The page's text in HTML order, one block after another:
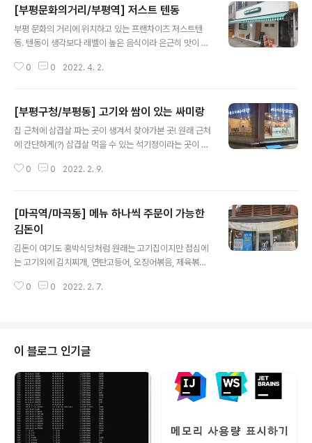
[부평문화의거리/부평역] 저스트 텐동
부평 문화의 거리에 위치하고 있는 프랜차이즈 저스트텐
동. 텐동이 생각보다 레벨이 높은 음식이라 은근히 맛이 떨
있게 먹었다. (맛이 좀 떨어지는 집이 생각보다 많았다.) 한
일본 갓절임?이 들어가는데 이게 또 일본에서 좋아했던 맛
이라 너무 좋았었다.
0 0 2022. 4. 2.
[부평구청/부평동] 고기와 쌈이 있는 싸미랑
집 근처에 삼겹살 파는 곳이 생겨서 찾아가본 곳! 원래 근처
에 간단하게(?) 삼겹살 먹을 수 있는 석기정이라는 곳이 있
젠 싸미랑이 석기정을 대신해줄 것이다!
0 0 2022. 2. 9.
[마곡역/마곡동] 메뉴 하나씩 주문이 가능한
김돈이
김돈이 여기도 홍박식당처럼 원래는 고기집이지만 점심에
는 고기외에 김치찌개, 연탄고등어, 오징어볶음, 제육볶음,
번 가봤는데 제육과 김치찌개는 꽤 맛있었다.그래서 다음
0 0 2022. 2. 7.
이 블로그 인기글